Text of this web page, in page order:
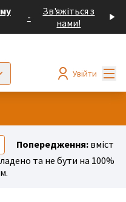
-
Зв'яжіться з
нами!
language Elegir el idioma
Увійти
Попередження: вміст
та не бути на 100%